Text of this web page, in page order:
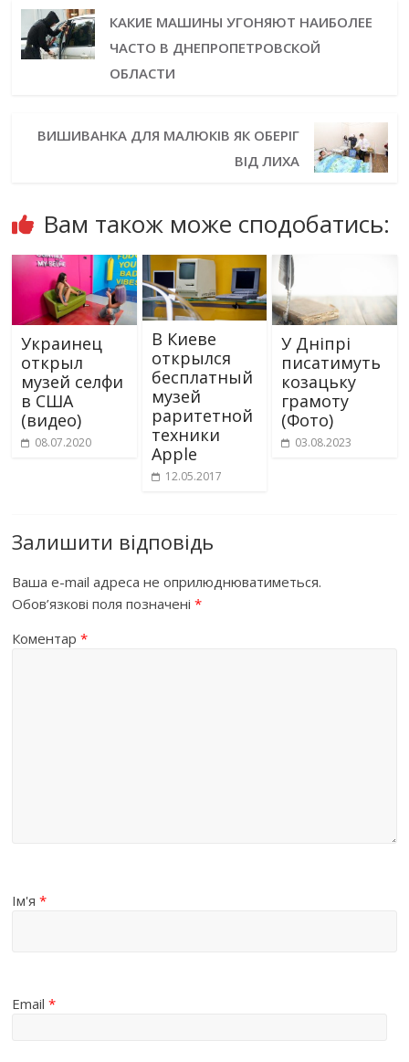
КАКИЕ МАШИНЫ УГОНЯЮТ НАИБОЛЕЕ
ЧАСТО В ДНЕПРОПЕТРОВСКОЙ
ОБЛАСТИ
ВИШИВАНКА ДЛЯ МАЛЮКІВ ЯК ОБЕРІГ
ВІД ЛИХА
Вам також може сподобатись:
Украинец
открыл
музей селфи
в США
(видео)
08.07.2020
В Киеве
открылся
бесплатный
музей
раритетной
техники
Apple
12.05.2017
У Дніпрі
писатимуть
козацьку
грамоту
(Фото)
03.08.2023
Залишити відповідь
Ваша e-mail адреса не оприлюднюватиметься.
Обов’язкові поля позначені*
Коментар*
Ім'я*
Email*